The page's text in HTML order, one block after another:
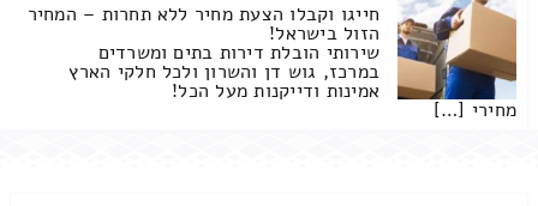
חייגו וקבלו הצעת מחיר ללא תחרות – המחיר
הזול בישראל!
שירותי הובלת דירות בתים ומשרדים
במרכז, גוש דן והשרון ולכל חלקי הארץ
אמינות ודייקנות מעל הכל!
מחירי […]